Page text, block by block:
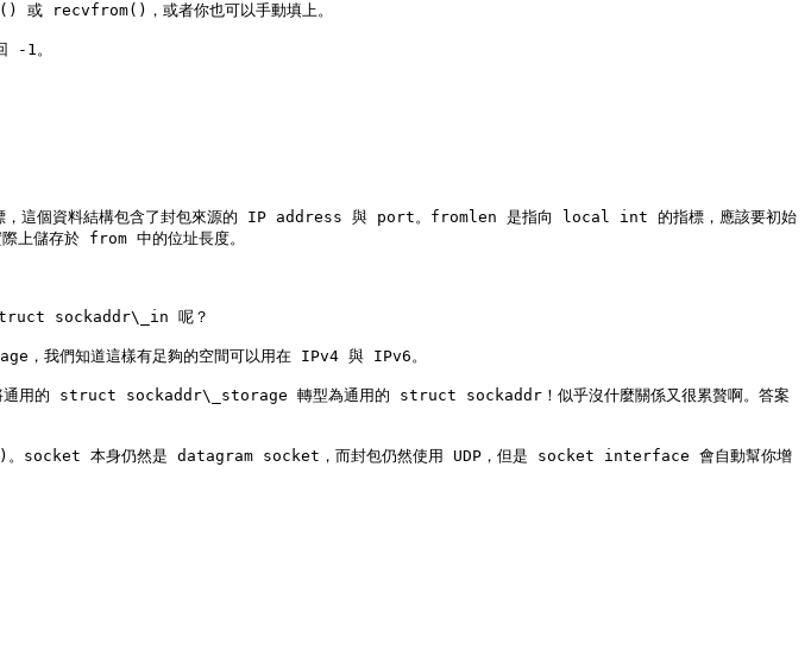
recvfrom()，或者你也可以手動填上。
-1。
個資料結構包含了封包來源的 IP address 與 port。fromlen 是指向 local int 的指標，應該要初始
存於 from 中的位址長度。
struct sockaddr\_in 呢？
我們知道這樣有足夠的空間可以用在 IPv4 與 IPv6。
通用的 struct sockaddr\_storage 轉型為通用的 struct sockaddr！似乎沒什麼關係又很累贅啊。答案
socket 本身仍然是 datagram socket，而封包仍然使用 UDP，但是 socket interface 會自動幫你增